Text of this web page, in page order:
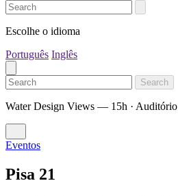
Escolhe o idioma
Português Inglês
Search
Water Design Views — 15h · Auditório
Eventos
Pisa 21